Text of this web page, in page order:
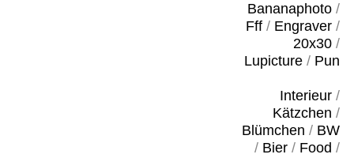
Bananaphoto/
Fff/ Engraver/
20x30/
Lupicture/ Pun
Interieur/
Kätzchen /
Blümchen / BW
/ Bier/ Food /